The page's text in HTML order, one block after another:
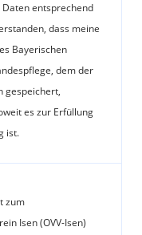
entsprechend
dass meine
Bayerischen
dem der
gespeichert,
es zur Erfüllung
ist.
zum
Isen (OVV-Isen)